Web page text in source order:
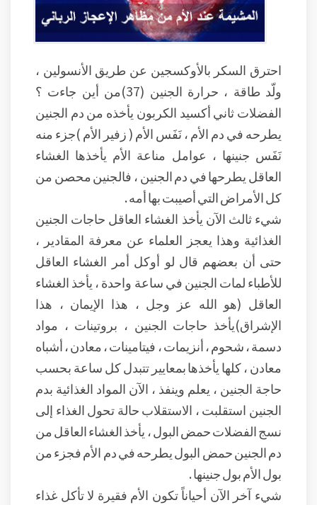
احترق السكر بالأوكسجين عن طريق الأنسولين ،
ولّد طاقة ، حرارة الجنين (37)من أين جاءت ؟
الفضلات ثاني أكسيد الكربون يأخذه من دم الجنين
يطرحه في دم الأم ، نَفَس الأم ( زفير الأم )جزء منه
نَفَس جنينها ، عوامل مناعة الأم يأخذها الغشاء
العاقل يطرحها في دم الجنين ، فالجنين محصن من
كل الأمراض التي أصيبت بها أمه .
شيء ثالث الآن يأخذ الغشاء العاقل حاجات الجنين
الغذائية وهذا يعجز العلماء عن معرفة المقادير ،
حتى أن بعضهم قال لو أوكل أمر الغشاء العاقل
للأطباء لمات الجنين في ساعة واحدة ، يأخذ الغشاء
العاقل (هو الله عز وجل ، هذا الإيمان ، هذا
الإشراق)يأخذ حاجات الجنين ، بروتينات ، مواد
دسمة ، شحوم ، أنزيمات ، فيتامينات ، معادن ، أشباه
معادن ، كلها يأخذها بمعايير تتبدل كل ساعة بحسب
حاجة الجنين ، يعلم وينفذ ، الآن المواد الغذائية بدم
الجنين استقلبت ، الاستقلاب حالة تحول الغذاء إلى
نسج الفضلات حمض البول ، يأخذ الغشاء العاقل من
دم الجنين حمض البول يطرحه في دم الأم فجزء من
بول الأم بول جنينها .
شيء آخر الآن أحياناً تكون الأم فقيرة لا تأكل غذاء